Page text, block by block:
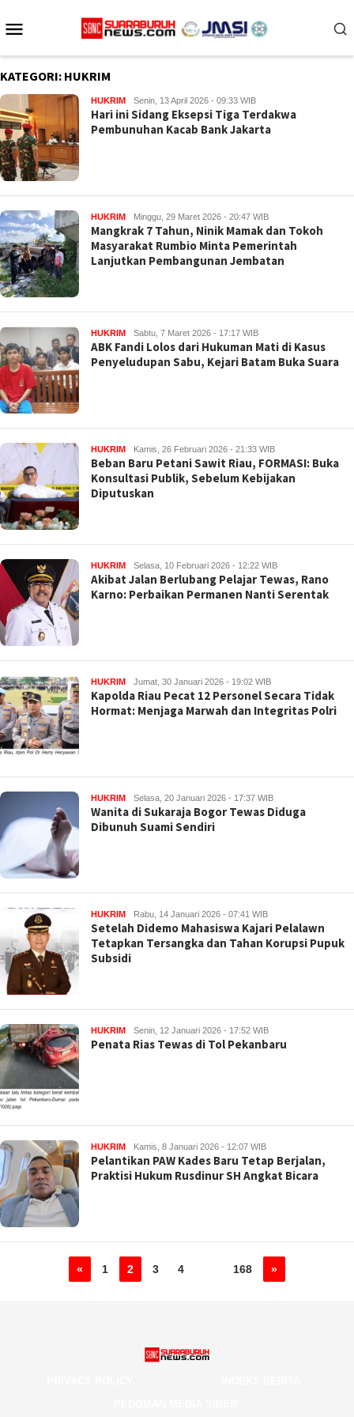
ke
KATEGORI: HUKRIM
HUKRIM Senin, 13 April 2026 - 09:33 WIB
Hari ini Sidang Eksepsi Tiga Terdakwa
Pembunuhan Kacab Bank Jakarta
HUKRIM Minggu, 29 Maret 2026 - 20:47 WIB
Mangkrak 7 Tahun, Ninik Mamak dan Tokoh
Masyarakat Rumbio Minta Pemerintah
Lanjutkan Pembangunan Jembatan
HUKRIM Sabtu, 7 Maret 2026 - 17:17 WIB
ABK Fandi Lolos dari Hukuman Mati di Kasus
Penyeludupan Sabu, Kejari Batam Buka Suara
HUKRIM Kamis, 26 Februari 2026 - 21:33 WIB
Beban Baru Petani Sawit Riau, FORMASI: Buka
Konsultasi Publik, Sebelum Kebijakan
Diputuskan
HUKRIM Selasa, 10 Februari 2026 - 12:22 WIB
Akibat Jalan Berlubang Pelajar Tewas, Rano
Karno: Perbaikan Permanen Nanti Serentak
HUKRIM Jumat, 30 Januari 2026 - 19:02 WIB
Kapolda Riau Pecat 12 Personel Secara Tidak
Hormat: Menjaga Marwah dan Integritas Polri
HUKRIM Selasa, 20 Januari 2026 - 17:37 WIB
Wanita di Sukaraja Bogor Tewas Diduga
Dibunuh Suami Sendiri
HUKRIM Rabu, 14 Januari 2026 - 07:41 WIB
Setelah Didemo Mahasiswa Kajari Pelalawn
Tetapkan Tersangka dan Tahan Korupsi Pupuk
Subsidi
HUKRIM Senin, 12 Januari 2026 - 17:52 WIB
Penata Rias Tewas di Tol Pekanbaru
HUKRIM Kamis, 8 Januari 2026 - 12:07 WIB
Pelantikan PAW Kades Baru Tetap Berjalan,
Praktisi Hukum Rusdinur SH Angkat Bicara
« 1 2 3 4 168 »